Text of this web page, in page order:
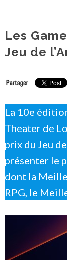
Les
Jeu de
La 10e
Theater de
prix du Jeu
présenter le
dont la
RPG, le